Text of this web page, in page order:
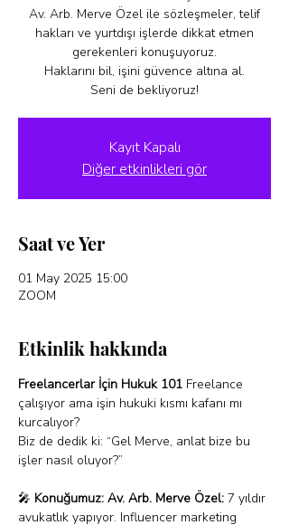
Av. Arb. Merve Özel ile sözleşmeler, telif
hakları ve yurtdışı işlerde dikkat etmen
gerekenleri konuşuyoruz.
Haklarını bil, işini güvence altına al.
Seni de bekliyoruz!
Kayıt Kapalı
Diğer etkinlikleri gör
Saat ve Yer
01 May 2025 15:00
ZOOM
Etkinlik hakkında
Freelancerlar İçin Hukuk 101 Freelance
çalışıyor ama işin hukuki kısmı kafanı mı
kurcalıyor?
Biz de dedik ki: “Gel Merve, anlat bize bu
işler nasıl oluyor?”
🎤 Konuğumuz: Av. Arb. Merve Özel: 7 yıldır
avukatlık yapıyor. Influencer marketing